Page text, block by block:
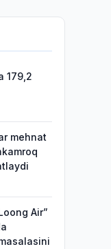
179,2
mehnat
Air”